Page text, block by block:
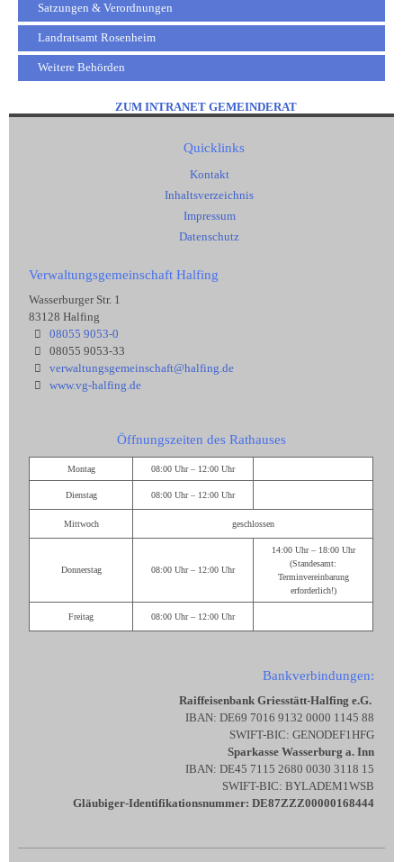
Satzungen & Verordnungen
Landratsamt Rosenheim
Weitere Behörden
ZUM INTRANET GEMEINDERAT
Quicklinks
Kontakt
Inhaltsverzeichnis
Impressum
Datenschutz
Verwaltungsgemeinschaft Halfing
Wasserburger Str. 1
83128 Halfing
08055 9053-0
08055 9053-33
verwaltungsgemeinschaft@halfing.de
www.vg-halfing.de
Öffnungszeiten des Rathauses
Montag 08:00 Uhr – 12:00 Uhr
Dienstag 08:00 Uhr – 12:00 Uhr
Mittwoch geschlossen
Donnerstag 08:00 Uhr – 12:00 Uhr
14:00 Uhr – 18:00 Uhr
(Standesamt:
Terminvereinbarung
erforderlich!)
Freitag 08:00 Uhr – 12:00 Uhr
Bankverbindungen:
Raiffeisenbank Griesstätt-Halfing e.G.
IBAN: DE69 7016 9132 0000 1145 88
SWIFT-BIC: GENODEF1HFG
Sparkasse Wasserburg a. Inn
IBAN: DE45 7115 2680 0030 3118 15
SWIFT-BIC: BYLADEM1WSB
Gläubiger-Identifikationsnummer: DE87ZZZ00000168444